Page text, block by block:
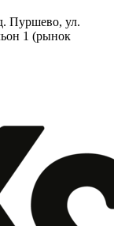
Пуршево, ул.
1 (рынок